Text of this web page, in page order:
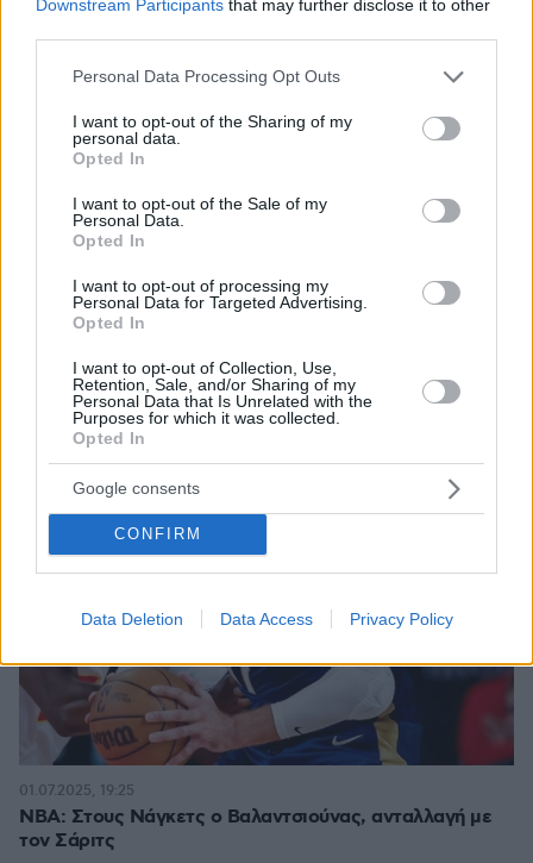
Downstream Participants that may further disclose it to other
Please note that this website/app uses one or more Google
not limited to your visit or usage behaviour. You may click to
grant or deny consent to Google and its third-party tags to
use your data for below specified purposes in below Google
consent section.
Personal Data Processing Opt Outs
I want to opt-out of the Sharing of my
personal data.
Opted In
I want to opt-out of the Sale of my
Personal Data.
Opted In
I want to opt-out of processing my
Personal Data for Targeted Advertising.
Opted In
I want to opt-out of Collection, Use,
Retention, Sale, and/or Sharing of my
Personal Data that Is Unrelated with the
Purposes for which it was collected.
Opted In
Google consents
CONFIRM
Data Deletion Data Access Privacy Policy
Στάιν για Βαλαντσιούνας: Το trade με τον Σάριτς θα
γίνει επίσημο μέσα στην εβδομάδα
εμφάνιση του Βαλαντσιούνας
NBA: Στους Νάγκετς ο Βαλαντσιούνας, ανταλλαγή με
τον Σάριτς
01.07.2025, 19:25